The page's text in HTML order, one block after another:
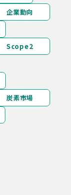
企業動向
Scope2
炭素市場